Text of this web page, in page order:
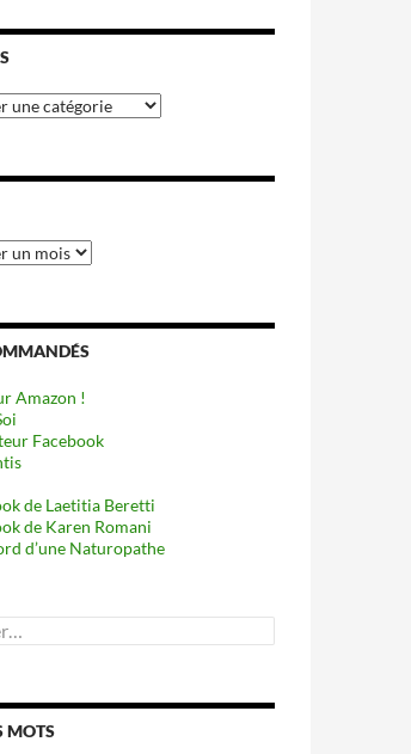
Amazon !
Facebook
de Laetitia Beretti
de Karen Romani
d’une Naturopathe
MOTS